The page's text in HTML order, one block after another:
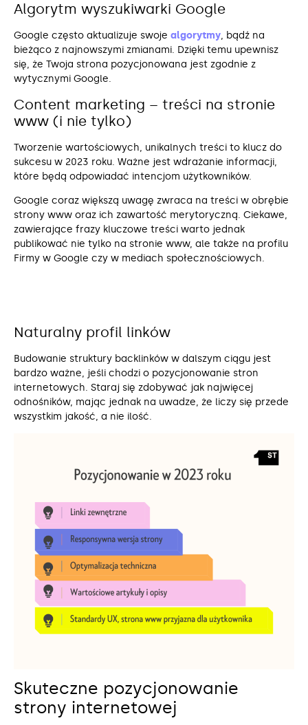
Algorytm wyszukiwarki Google
Google często aktualizuje swoje algorytmy, bądź na
bieżąco z najnowszymi zmianami. Dzięki temu upewnisz
się, że Twoja strona pozycjonowana jest zgodnie z
wytycznymi Google.
Content marketing – treści na stronie
www (i nie tylko)
Tworzenie wartościowych, unikalnych treści to klucz do
sukcesu w 2023 roku. Ważne jest wdrażanie informacji,
które będą odpowiadać intencjom użytkowników.
Google coraz większą uwagę zwraca na treści w obrębie
strony www oraz ich zawartość merytoryczną. Ciekawe,
zawierające frazy kluczowe treści warto jednak
publikować nie tylko na stronie www, ale także na profilu
Firmy w Google czy w mediach społecznościowych.
Naturalny profil linków
Budowanie struktury backlinków w dalszym ciągu jest
bardzo ważne, jeśli chodzi o pozycjonowanie stron
internetowych. Staraj się zdobywać jak najwięcej
odnośników, mając jednak na uwadze, że liczy się przede
wszystkim jakość, a nie ilość.
Skuteczne pozycjonowanie
strony internetowej